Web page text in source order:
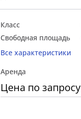
Класс
Свободная площадь
Все характеристики
Аренда
Цена по запросу